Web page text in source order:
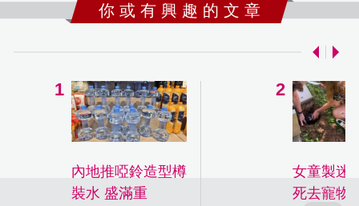
你 或 有 興 趣 的 文 章
內地推啞鈴造型樽
裝水 盛滿重
女童製迷
死去寵物